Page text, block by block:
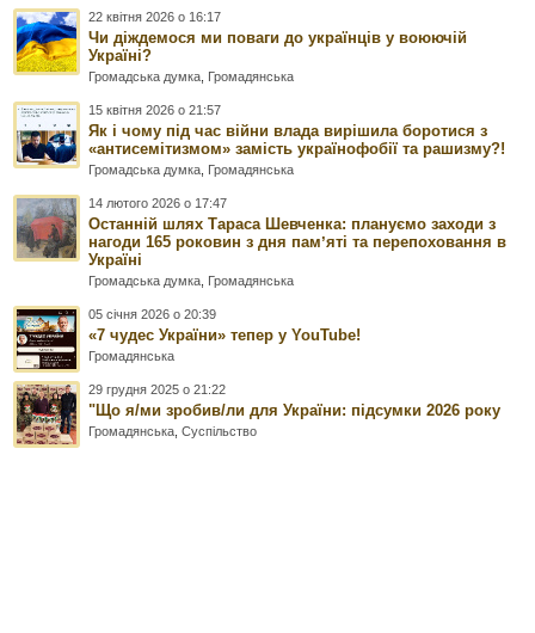
22 квітня 2026 о 16:17
Чи діждемося ми поваги до українців у воюючій
Україні?
Громадська думка Громадянська
15 квітня 2026 о 21:57
Як і чому під час війни влада вирішила боротися з
«антисемітизмом» замість українофобії та рашизму?!
Громадська думка Громадянська
14 лютого 2026 о 17:47
Останній шлях Тараса Шевченка: плануємо заходи з
нагоди 165 роковин з дня памʼяті та перепоховання в
Україні
Громадська думка Громадянська
05 січня 2026 о 20:39
«7 чудес України» тепер у YouTube!
Громадянська
29 грудня 2025 о 21:22
"Що я/ми зробив/ли для України: підсумки 2026 року
Громадянська ,Суспільство